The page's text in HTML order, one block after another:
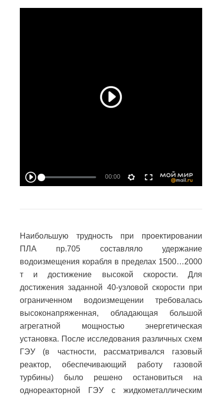
Наибольшую трудность при проектировании
ПЛА пр.705 составляло удержание
водоизмещения корабля в пределах 1500…2000
т и достижение высокой скорости. Для
достижения заданной 40-узловой скорости при
ограниченном водоизмещении требовалась
высоконапряженная, обладающая большой
агрегатной мощностью энергетическая
установка. После исследования различных схем
ГЭУ (в частности, рассматривался газовый
реактор, обеспечивающий работу газовой
турбины) было решено остановиться на
однореакторной ГЭУ с жидкометаллическим